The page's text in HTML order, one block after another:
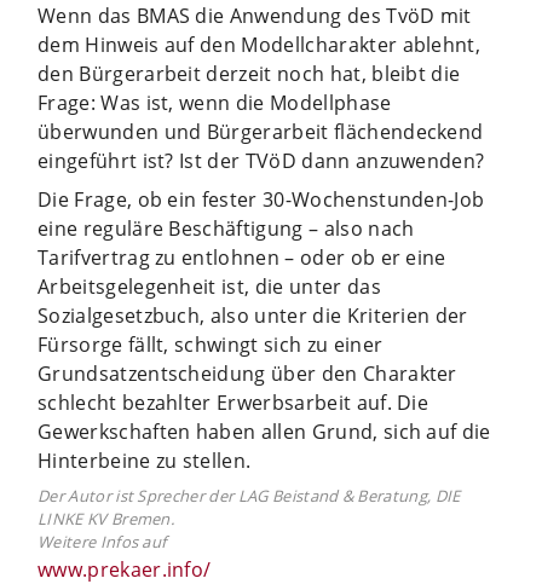
Wenn das BMAS die Anwendung des TvöD mit
dem Hinweis auf den Modellcharakter ablehnt,
den Bürgerarbeit derzeit noch hat, bleibt die
Frage: Was ist, wenn die Modellphase
überwunden und Bürgerarbeit flächendeckend
eingeführt ist? Ist der TVöD dann anzuwenden?
Die Frage, ob ein fester 30-Wochenstunden-Job
eine reguläre Beschäftigung – also nach
Tarifvertrag zu entlohnen – oder ob er eine
Arbeitsgelegenheit ist, die unter das
Sozialgesetzbuch, also unter die Kriterien der
Fürsorge fällt, schwingt sich zu einer
Grundsatzentscheidung über den Charakter
schlecht bezahlter Erwerbsarbeit auf. Die
Gewerkschaften haben allen Grund, sich auf die
Hinterbeine zu stellen.
Der Autor ist Sprecher der LAG Beistand & Beratung, DIE
LINKE KV Bremen.
Weitere Infos auf
www.prekaer.info/